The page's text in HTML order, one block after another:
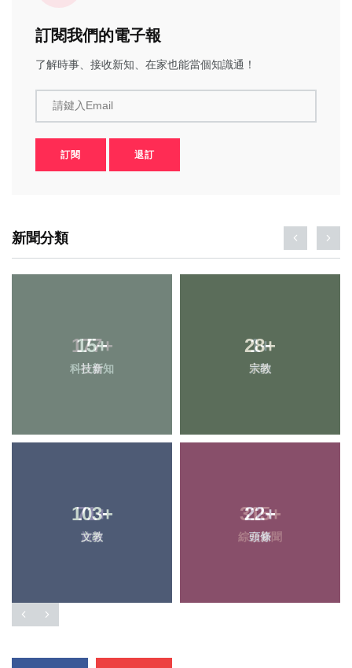
訂閱我們的電子報
了解時事、接收新知、在家也能當個知識通！
請鍵入Email
訂閱 退訂
新聞分類
15+
科技新知
28+
宗教
103+
文教
22+
頭條
177+
社會
1+
大陸
71+
旅遊
315+
綜合新聞